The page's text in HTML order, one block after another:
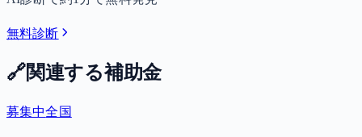
無料診断
🔗関連する補助金
募集中全国